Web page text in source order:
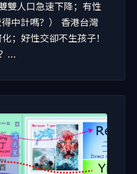
雙人口急速下降；有性
中計嗎？） 香港台灣
；好性交卻不生孩子！
…